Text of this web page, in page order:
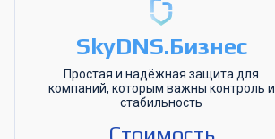
SkyDNS.Бизнес
Простая и надёжная защита для
компаний, которым важны контроль и
стабильность
Стоимость